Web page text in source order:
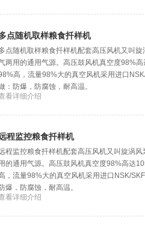
点随机取样粮食扦样机
点随机取样粮食扦样机配套高压风机又叫
两用的通用气源。高压鼓风机真空度98%
高，流量98%大的真空风机采用进口
：防爆，防腐蚀，耐高温。
看详细介绍
程监控粮食扦样机
程监控粮食扦样机配套高压风机又叫旋涡
的通用气源。高压鼓风机真空度98%高达
，流量98%大的真空风机采用进口NSK/
防爆，防腐蚀，耐高温。
看详细介绍